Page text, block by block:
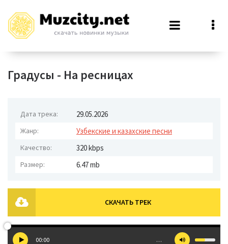
Градусы - На ресницах
Дата трека: 29.05.2026
Жанр: Узбекские и казахские песни
Качество: 320 kbps
Размер: 6.47 mb
СКАЧАТЬ ТРЕК
00:00 …